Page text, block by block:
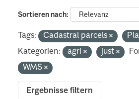
Sortieren nach
Tags: Cadastral parcels
Kategorien:
agri just
WMS
Ergebnisse filtern